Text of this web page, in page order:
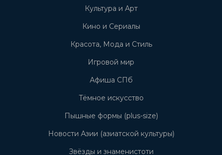
Культура и Арт
Кино и Сериалы
Красота, Мода и Стиль
Игровой мир
Афиша СПб
Тёмное искусство
Пышные формы (plus-size)
Новости Азии (азиатской культуры)
Звёзды и знаменистоти